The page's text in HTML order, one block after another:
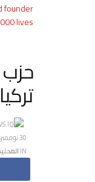
founder
lives.
30 نوفمبر، 2025
IN